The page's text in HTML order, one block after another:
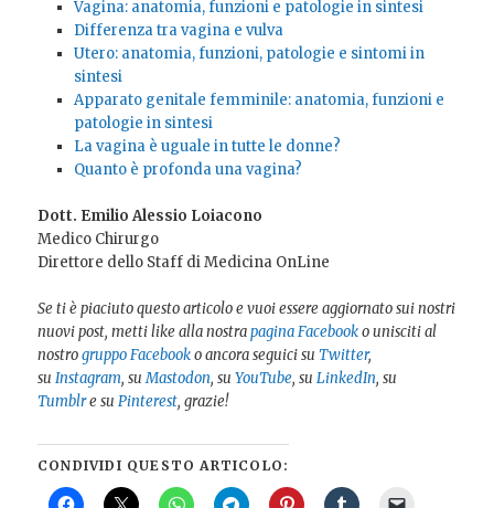
Vagina: anatomia, funzioni e patologie in sintesi
Differenza tra vagina e vulva
Utero: anatomia, funzioni, patologie e sintomi in
sintesi
Apparato genitale femminile: anatomia, funzioni e
patologie in sintesi
La vagina è uguale in tutte le donne?
Quanto è profonda una vagina?
Dott. Emilio Alessio Loiacono
Medico Chirurgo
Direttore dello Staff di Medicina OnLine
Se ti è piaciuto questo articolo e vuoi essere aggiornato sui nostri
nuovi post, metti like alla nostrapagina Facebooko unisciti al
nostrogruppo Facebooko ancora seguici suTwitter,
suInstagram, suMastodon, suYouTube, suLinkedIn, su
Tumblre suPinterest, grazie!
CONDIVIDI QUESTO ARTICOLO: